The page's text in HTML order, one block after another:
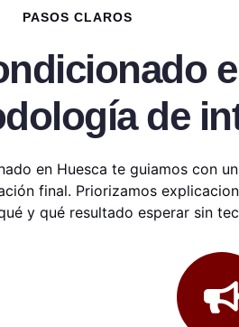
PASOS CLAROS
de
en Huesca te guiamos con
final. Priorizamos
y qué resultado esperar sin